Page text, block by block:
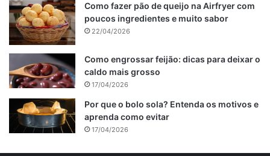
Como fazer pão de queijo na Airfryer com
poucos ingredientes e muito sabor
22/04/2026
Como engrossar feijão: dicas para deixar o
caldo mais grosso
17/04/2026
Por que o bolo sola? Entenda os motivos e
aprenda como evitar
17/04/2026